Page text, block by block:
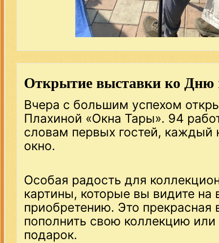
Открытие выставки ко Дню
Вчера с большим успехом
Плахиной «Окна Тары». 94
словам первых гостей, каждый
окно.
Особая радость для
картины, которые вы видите на
приобретению. Это прекрасная
пополнить свою коллекцию
подарок.